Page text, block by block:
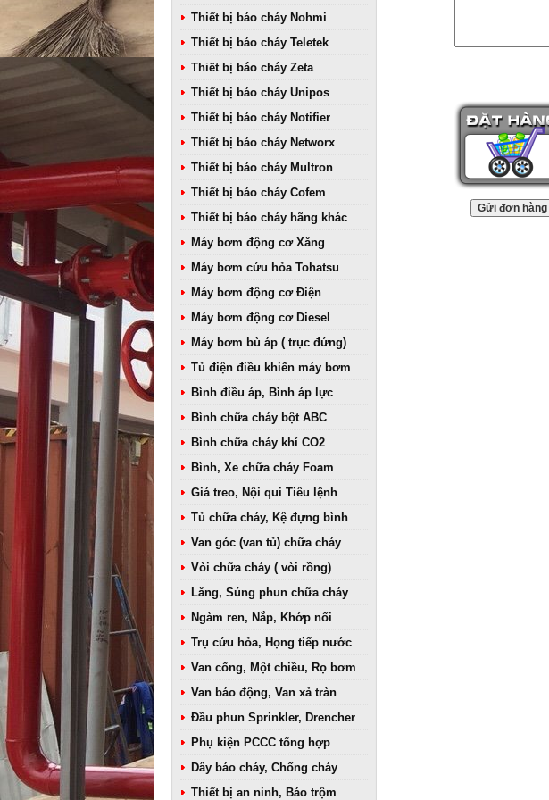
Thiết bị báo cháy Nohmi
Thiết bị báo cháy Teletek
Thiết bị báo cháy Zeta
Thiết bị báo cháy Unipos
Thiết bị báo cháy Notifier
Thiết bị báo cháy Networx
Thiết bị báo cháy Multron
Thiết bị báo cháy Cofem
Thiết bị báo cháy hãng khác
Máy bơm động cơ Xăng
Máy bơm cứu hỏa Tohatsu
Máy bơm động cơ Điện
Máy bơm động cơ Diesel
Máy bơm bù áp ( trục đứng)
Tủ điện điều khiển máy bơm
Bình điều áp, Bình áp lực
Bình chữa cháy bột ABC
Bình chữa cháy khí CO2
Bình, Xe chữa cháy Foam
Giá treo, Nội qui Tiêu lệnh
Tủ chữa cháy, Kệ đựng bình
Van góc (van tủ) chữa cháy
Vòi chữa cháy ( vòi rồng)
Lăng, Súng phun chữa cháy
Ngàm ren, Nắp, Khớp nối
Trụ cứu hỏa, Họng tiếp nước
Van cổng, Một chiều, Rọ bơm
Van báo động, Van xả tràn
Đầu phun Sprinkler, Drencher
Phụ kiện PCCC tổng hợp
Dây báo cháy, Chống cháy
Thiết bị an ninh, Báo trộm